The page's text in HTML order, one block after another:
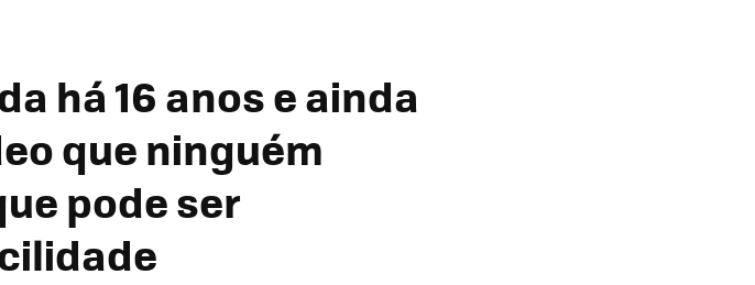
há 16 anos e ainda
que ninguém
pode ser